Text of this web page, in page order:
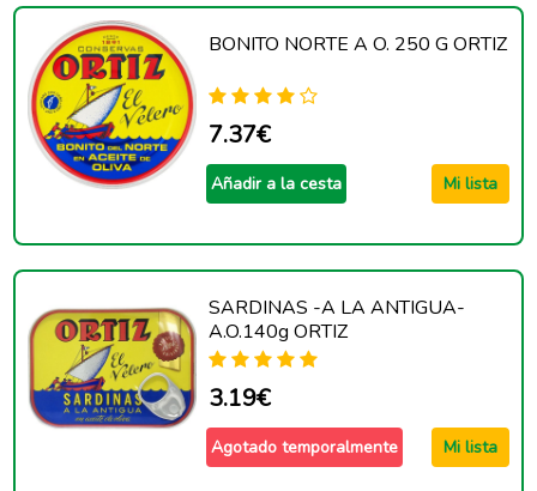
BONITO NORTE A O. 250 G ORTIZ
7.37€
Añadir a la cesta Mi lista
SARDINAS -A LA ANTIGUA-
A.O.140g ORTIZ
3.19€
Agotado temporalmente Mi lista